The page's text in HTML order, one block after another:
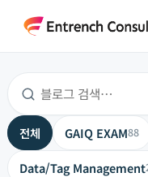
츠
건
너
뛰
기
전체 GAIQ EXAM88
Data/Tag Management